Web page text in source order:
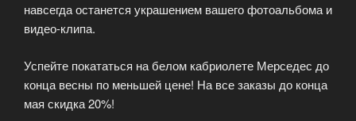
навсегда останется украшением вашего фотоальбома и
видео-клипа.
Успейте покататься на белом кабриолете Мерседес до
конца весны по меньшей цене! На все заказы до конца
мая скидка 20%!